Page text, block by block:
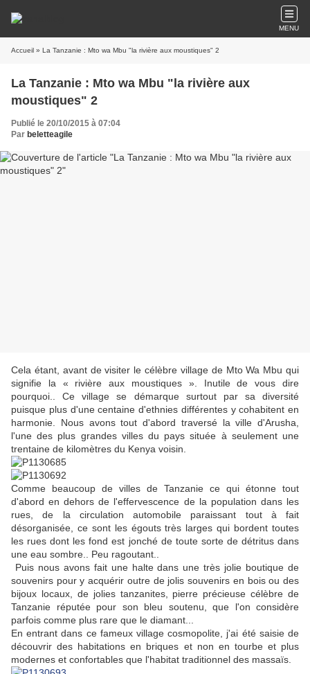
MENU
Accueil » La Tanzanie : Mto wa Mbu "la rivière aux moustiques" 2
La Tanzanie : Mto wa Mbu "la rivière aux
moustiques" 2
Publié le 20/10/2015 à 07:04
Par beletteagile
Cela étant, avant de visiter le célèbre village de Mto Wa Mbu qui
signifie la « rivière aux moustiques ». Inutile de vous dire
pourquoi.. Ce village se démarque surtout par sa diversité
puisque plus d'unecentaine d'ethnies différentes y cohabitent en
harmonie. Nous avons tout d'abord traversé la ville d'Arusha,
l'une des plus grandes villes du pays située à seulement une
trentaine de kilomètres du Kenya voisin.
Comme beaucoup de villes de Tanzanie ce qui étonne tout
d'abord en dehors de l'effervescence de la population dans les
rues, de la circulation automobile paraissant tout à fait
désorganisée, ce sont les égouts très larges qui bordent toutes
les rues dont les fond est jonché de toute sorte de détritus dans
une eau sombre.. Peu ragoutant..
Puis nous avons fait une halte dans une très jolie boutique de
souvenirs pour y acquérir outre de jolis souvenirs en bois ou des
bijoux locaux, de jolies tanzanites, pierre précieuse célèbre de
Tanzanie réputée pour son bleu soutenu, que l'on considère
parfois comme plus rare que le diamant...
En entrant dans ce fameux village cosmopolite, j'ai été saisie de
découvrir des habitations en briques et non en tourbe et plus
modernes et confortables que l'habitat traditionnel des massaïs.